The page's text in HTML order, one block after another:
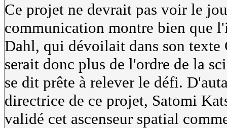
Ce projet ne devrait pas voir le
communication montre bien que
Dahl, qui dévoilait dans son texte
serait donc plus de l'ordre de la
se dit prête à relever le défi.
directrice de ce projet, Satomi
validé cet ascenseur spatial